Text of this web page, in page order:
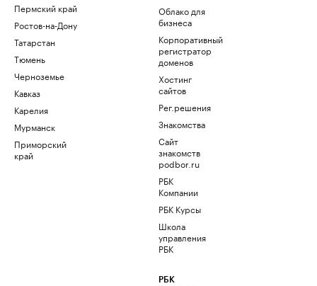
Пермский край
Ростов-на-Дону
Татарстан
Тюмень
Черноземье
Кавказ
Карелия
Мурманск
Приморский
край
Облако для
бизнеса
Корпоративный
регистратор
доменов
Хостинг
сайтов
Рег.решения
Знакомства
Сайт
знакомств
podbor.ru
РБК
Компании
РБК Курсы
Школа
управления
РБК
РБК